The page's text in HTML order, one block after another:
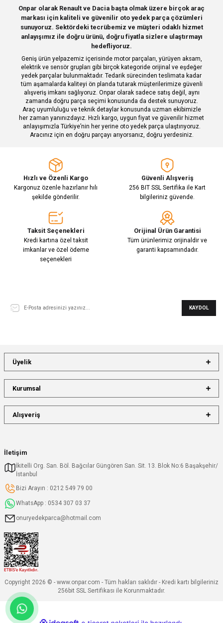
Ürün resmi kalitesiz, bozuk veya görüntülenemiyor.
Ürün açıklamasında eksik bilgiler bulunuyor.
Ürün bilgilerinde hatalar bulunuyor.
Ürün fiyatı diğer sitelerden daha pahalı.
Bu ürüne benzer farklı alternatifler olmalı.
Gönder
Deneyimini Paylaş
Onpar olarak Renault ve Dacia başta olmak üzere birçok araç
markası için kaliteli ve güvenilir oto yedek parça çözümleri
sunuyoruz. Sektördeki tecrübemiz ve müşteri odaklı hizmet
anlayışımız ile doğru ürünü, doğru fiyatla sizlere ulaştırmayı
hedefliyoruz.
Geniş ürün yelpazemiz içerisinde motor parçaları, yürüyen aksam,
elektrik ve sensör grupları gibi birçok kategoride orijinal ve eşdeğer
yedek parçalar bulunmaktadır. Tedarik sürecinden teslimata kadar
tüm aşamalarda kaliteyi ön planda tutarak müşterilerimize güvenli
alışveriş imkanı sağlıyoruz. Onpar olarak sadece satış değil, aynı
zamanda doğru parça seçimi konusunda da destek sunuyoruz.
Araç uyumluluğu ve teknik detaylar konusunda uzman ekibimizle
her zaman yanınızdayız. Hızlı kargo, uygun fiyat ve güvenilir hizmet
anlayışımızla Türkiye’nin her yerine oto yedek parça ulaştırıyoruz.
Aracınız için en doğru parçayı arıyorsanız, doğru yerdesiniz.
Hızlı ve Özenli Kargo
Kargonuz özenle hazırlanır hılı
şekilde gönderilir.
Güvenli Alışveriş
256 BIT SSL Sertifika ile Kart
bilgileriniz güvende.
Taksit Seçenekleri
Kredi kartına özel taksit
imkanlar ve özel ödeme
seçenekleri
Orijinal Ürün Garantisi
Tüm ürünlerimiz orijinaldir ve
garanti kapsamındadır.
KAYDOL
İletişim
İkitelli Org. San. Böl. Bağcılar Güngören San. Sit. 13. Blok No:6 Başakşehir/
İstanbul
Bizi Arayın : 0212 549 79 00
WhatsApp : 0534 307 03 37
onuryedekparca@hotmail.com
Üyelik
Kurumsal
Alışveriş
Copyright 2026 © - www.onpar.com - Tüm hakları saklıdır - Kredi kartı bilgileriniz
256bit SSL Sertifikası ile Korunmaktadır.